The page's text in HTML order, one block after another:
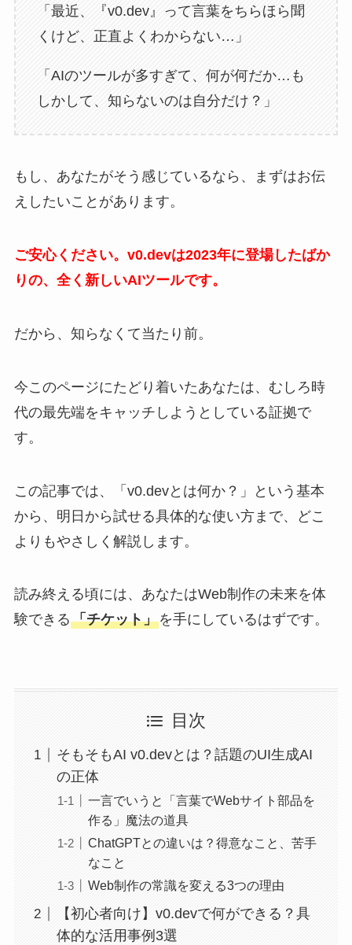
「最近、『v0.dev』って言葉をちらほら聞
くけど、正直よくわからない…」
「AIのツールが多すぎて、何が何だか…も
しかして、知らないのは自分だけ？」
もし、あなたがそう感じているなら、まずはお伝
えしたいことがあります。
ご安心ください。v0.devは2023年に登場したばか
りの、全く新しいAIツールです。
だから、知らなくて当たり前。
今このページにたどり着いたあなたは、むしろ時
代の最先端をキャッチしようとしている証拠で
す。
この記事では、「v0.devとは何か？」という基本
から、明日から試せる具体的な使い方まで、どこ
よりもやさしく解説します。
読み終える頃には、あなたはWeb制作の未来を体
験できる「チケット」を手にしているはずです。
目次
そもそもAI v0.devとは？話題のUI生成AI
の正体
一言でいうと「言葉でWebサイト部品を
作る」魔法の道具
ChatGPTとの違いは？得意なこと、苦手
なこと
Web制作の常識を変える3つの理由
【初心者向け】v0.devで何ができる？具
体的な活用事例3選